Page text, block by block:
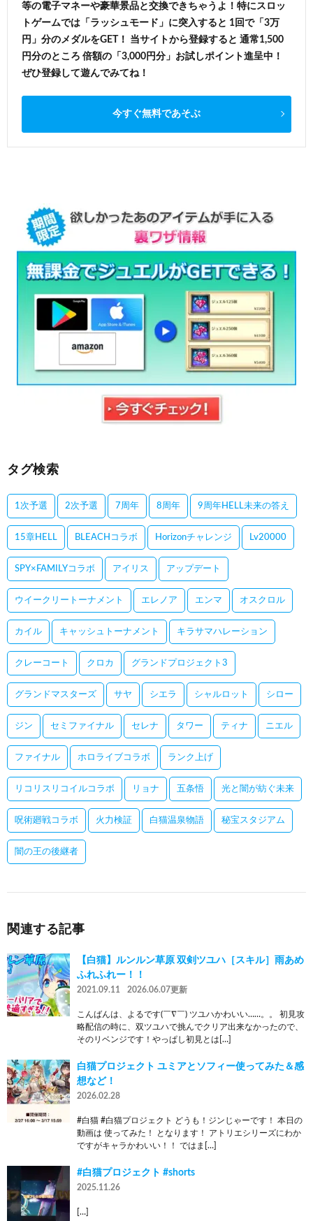
等の電子マネーや豪華景品と交換できちゃうよ！特にスロッ
トゲームでは「ラッシュモード」に突入すると 1回で「3万
円」分のメダルをGET！ 当サイトから登録すると 通常1,500
円分のところ 倍額の「3,000円分」お試しポイント進呈中！
ぜひ登録して遊んでみてね！
今すぐ無料であそぶ
タグ検索
1次予選 2次予選 7周年 8周年 9周年HELL未来の答え
15章HELL BLEACHコラボ Horizonチャレンジ Lv20000
SPY×FAMILYコラボ アイリス アップデート
ウイークリートーナメント エレノア エンマ オスクロル
カイル キャッシュトーナメント キラサマハレーション
クレーコート クロカ グランドプロジェクト3
グランドマスターズ サヤ シエラ シャルロット シロー
ジン セミファイナル セレナ タワー ティナ ニエル
ファイナル ホロライブコラボ ランク上げ
リコリスリコイルコラボ リョナ 五条悟 光と闇が紡ぐ未来
呪術廻戦コラボ 火力検証 白猫温泉物語 秘宝スタジアム
闇の王の後継者
関連する記事
【白猫】ルンルン草原 双剣ツユハ［スキル］雨あめ
ふれふれー！！
2021.09.11 2026.06.07更新
こんばんは、よるです(￣∇￣) ツユハかわいい……。。 初見攻
略配信の時に、双ツユハで挑んでクリア出来なかったので、
そのリベンジです！やっぱし初見とは[…]
白猫プロジェクト ユミアとソフィー使ってみた＆感
想など！
2026.02.28
#白猫 #白猫プロジェクト どうも！ジンじゃーです！ 本日の
動画は 使ってみた！ となります！ アトリエシリーズにわか
ですがキャラかわいい！！ ではま[…]
#白猫プロジェクト #shorts
2025.11.26
[…]